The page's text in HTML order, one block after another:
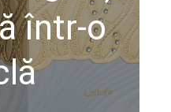
într‑o